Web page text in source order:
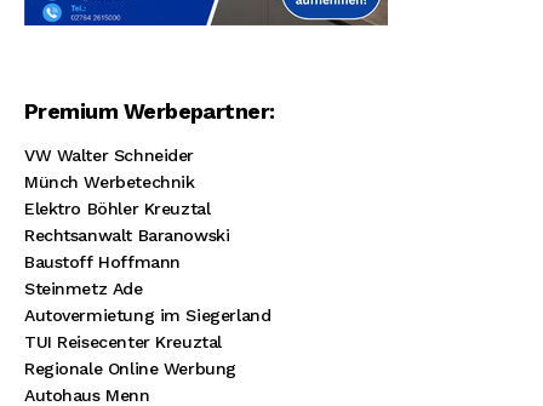
Premium Werbepartner:
VW Walter Schneider
Münch Werbetechnik
Elektro Böhler Kreuztal
Rechtsanwalt Baranowski
Baustoff Hoffmann
Steinmetz Ade
Autovermietung im Siegerland
TUI Reisecenter Kreuztal
Regionale Online Werbung
Autohaus Menn